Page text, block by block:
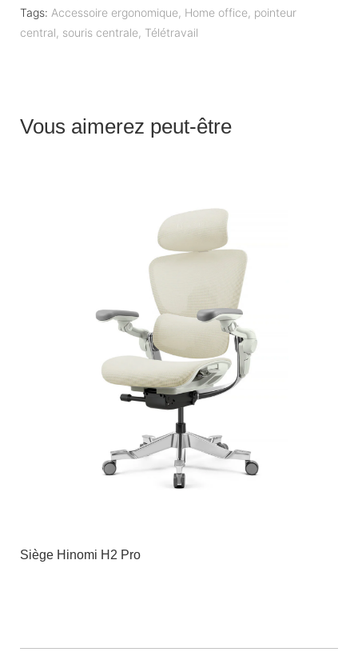
Tags: Accessoire ergonomique, Home office, pointeur
central, souris centrale, Télétravail
Vous aimerez peut-être
Siège Hinomi H2 Pro